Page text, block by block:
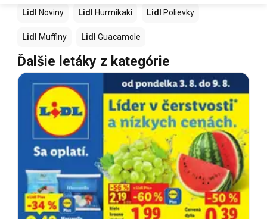
Lidl Noviny Lidl Hurmikaki Lidl Polievky
Lidl Muffiny Lidl Guacamole
Ďalšie letáky z kategórie